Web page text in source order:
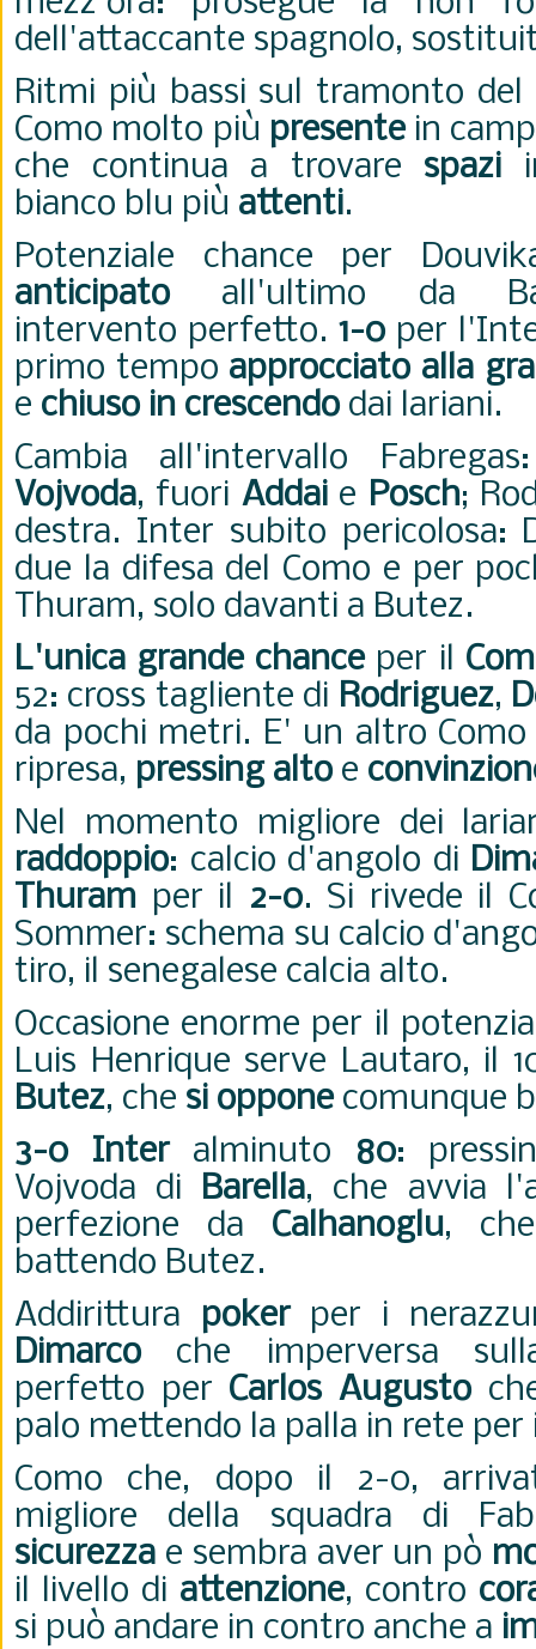
dell'attaccante spagnolo,
Ritmi più bassi sul tramonto
Como molto più presentein
che continua a trovare spazi
bianco blu più attenti.
Potenziale chance per
anticipatoall'ultimo da
intervento perfetto. 1-0per
primo tempo approcciato alla
e chiuso in crescendodai lariani.
Cambia all'intervallo
Vojvoda, fuori Addaie Posch;
destra. Inter subito pericolosa:
due la difesa del Como e per
Thuram, solo davanti a Butez.
L'unica grande chanceper il
52: cross tagliente di Rodriguez,
da pochi metri. E' un altro
ripresa, pressing altoe
Nel momento migliore dei
raddoppio: calcio d'angolo di
Thuram per il 2-0. Si rivede il
Sommer: schema su calcio
tiro, il senegalese calcia alto.
Occasione enorme per il
Luis Henrique serve Lautaro, il
Butez, che si opponecomunque
3-0 Inter alminuto 80:
Vojvoda di Barella, che avvia
perfezione da Calhanoglu,
battendo Butez.
Addirittura pokerper i
Dimarcoche imperversa
perfetto per Carlos Augusto
palo mettendo la palla in rete
Como che, dopo il 2-0,
migliore della squadra di
sicurezza e sembra aver un pò
il livello di attenzione, contro
si può andare in contro anche a